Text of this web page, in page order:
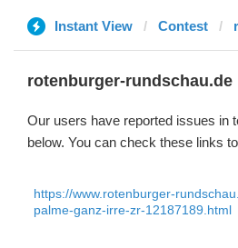
Instant View Contest
rotenburger-rundschau.de
Our users have reported issues in
below. You can check these links
https://www.rotenburger-
palme-ganz-irre-zr-12187189.html